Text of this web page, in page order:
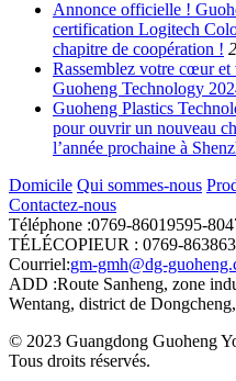
Annonce officielle !
certification Logitech
chapitre de coopération !
Rassemblez votre cœur
Guoheng Technology
Guoheng Plastics
pour ouvrir un nouveau
l’année prochaine à
Domicile Qui sommes-nous
Contactez-nous
Téléphone :0769-86019595-
TÉLÉCOPIEUR : 0769-
Courriel:gm-gmh@dg-
ADD :Route Sanheng, zone
Wentang, district de
© 2023 Guangdong Guoheng
Tous droits réservés.